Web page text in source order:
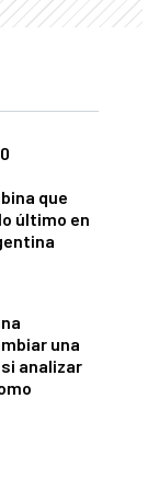
que
último en
una
analizar